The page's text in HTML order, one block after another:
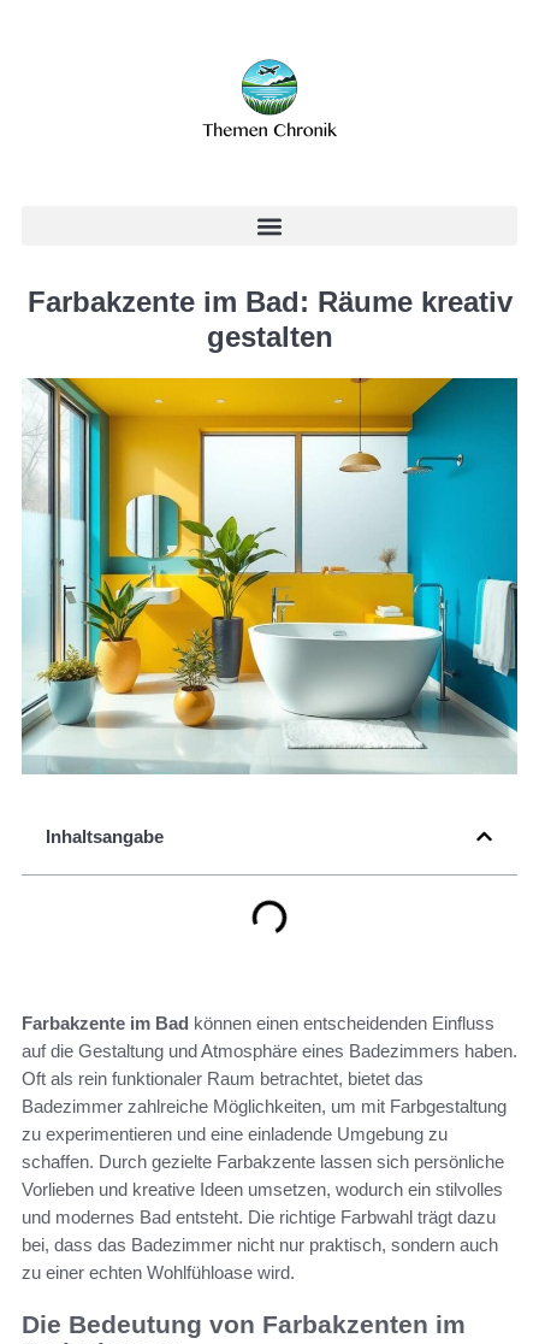
Farbakzente im Bad: Räume kreativ
gestalten
Inhaltsangabe
Farbakzente im Bad können einen entscheidenden Einfluss
auf die Gestaltung und Atmosphäre eines Badezimmers haben.
Oft als rein funktionaler Raum betrachtet, bietet das
Badezimmer zahlreiche Möglichkeiten, um mit Farbgestaltung
zu experimentieren und eine einladende Umgebung zu
schaffen. Durch gezielte Farbakzente lassen sich persönliche
Vorlieben und kreative Ideen umsetzen, wodurch ein stilvolles
und modernes Bad entsteht. Die richtige Farbwahl trägt dazu
bei, dass das Badezimmer nicht nur praktisch, sondern auch
zu einer echten Wohlfühloase wird.
Die Bedeutung von Farbakzenten im